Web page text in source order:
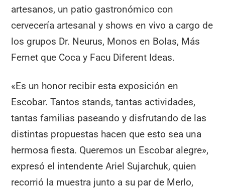
artesanos, un patio gastronómico con
cervecería artesanal y shows en vivo a cargo de
los grupos Dr. Neurus, Monos en Bolas, Más
Fernet que Coca y Facu Diferent Ideas.
«Es un honor recibir esta exposición en
Escobar. Tantos stands, tantas actividades,
tantas familias paseando y disfrutando de las
distintas propuestas hacen que esto sea una
hermosa fiesta. Queremos un Escobar alegre»,
expresó el intendente Ariel Sujarchuk, quien
recorrió la muestra junto a su par de Merlo,